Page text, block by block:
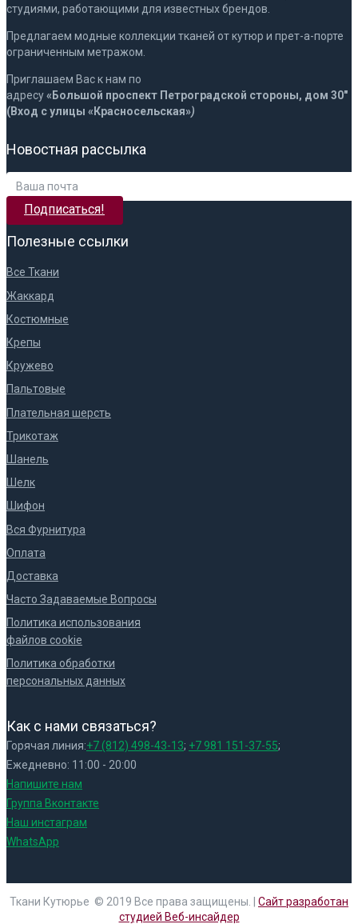
студиями, работающими для известных брендов.
Предлагаем модные коллекции тканей от кутюр и прет-а-порте
ограниченным метражом.
Приглашаем Вас к нам по
адресу«Большой проспект Петроградской стороны, дом 30″
(Вход с улицы «Красносельская»)
Новостная рассылка
Подписаться!
Полезные ссылки
Все Ткани
Жаккард
Костюмные
Крепы
Кружево
Пальтовые
Плательная шерсть
Трикотаж
Шанель
Шелк
Шифон
Вся Фурнитура
Оплата
Доставка
Часто Задаваемые Вопросы
Политика использования
файлов cookie
Политика обработки
персональных данных
Как с нами связаться?
Горячая линия:+7 (812) 498-43-13; +7 981 151-37-55;
Ежедневно: 11:00 - 20:00
Напишите нам
Группа Вконтакте
Наш инстаграм
WhatsApp
Ткани Кутюрье © 2019 Все права защищены. | Сайт разработан
студией Веб-инсайдер